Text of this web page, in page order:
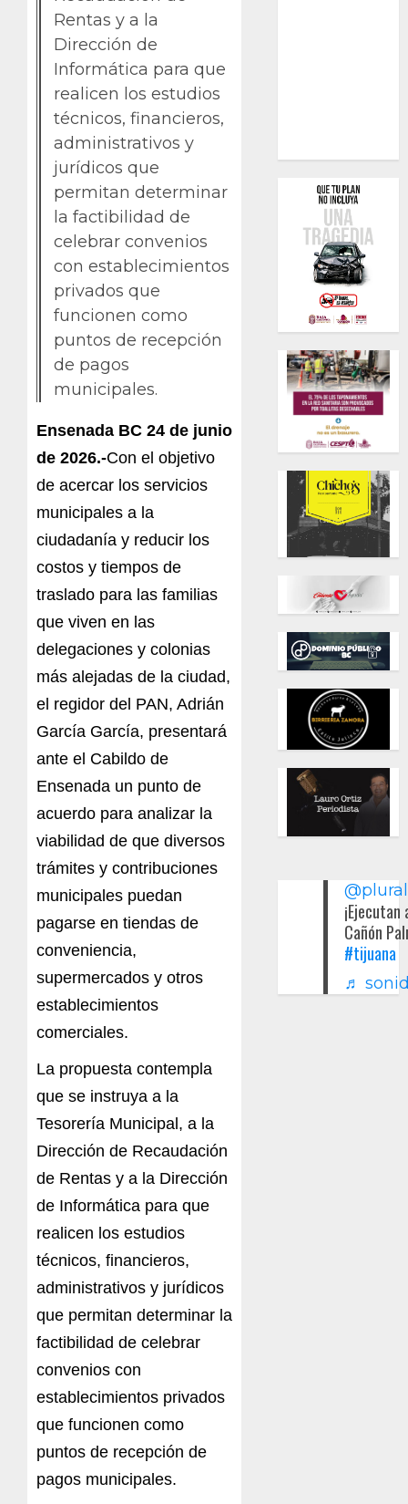
Rentas y a la
Dirección de
Informática para que
realicen los estudios
técnicos, financieros,
administrativos y
jurídicos que
permitan determinar
la factibilidad de
celebrar convenios
con establecimientos
privados que
funcionen como
puntos de recepción
de pagos
municipales.
Ensenada BC 24 de junio
de 2026.-Con el objetivo
de acercar los servicios
municipales a la
ciudadanía y reducir los
costos y tiempos de
traslado para las familias
que viven en las
delegaciones y colonias
más alejadas de la ciudad,
el regidor del PAN, Adrián
García García, presentará
ante el Cabildo de
Ensenada un punto de
acuerdo para analizar la
viabilidad de que diversos
trámites y contribuciones
municipales puedan
pagarse en tiendas de
conveniencia,
supermercados y otros
establecimientos
comerciales.
La propuesta contempla
que se instruya a la
Tesorería Municipal, a la
Dirección de Recaudación
de Rentas y a la Dirección
de Informática para que
realicen los estudios
técnicos, financieros,
administrativos y jurídicos
que permitan determinar la
factibilidad de celebrar
convenios con
establecimientos privados
que funcionen como
puntos de recepción de
pagos municipales.
Cañón
#tijuana
♬